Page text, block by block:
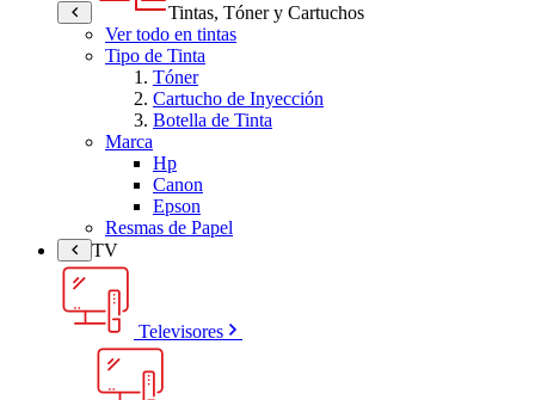
Tintas, Tóner y Cartuchos
Ver todo en tintas
Tipo de Tinta
Tóner
Cartucho de Inyección
Botella de Tinta
Marca
Hp
Canon
Epson
Resmas de Papel
TV
Televisores